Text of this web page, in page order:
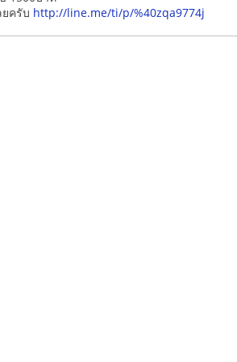
ครับ http://line.me/ti/p/%40zqa9774j